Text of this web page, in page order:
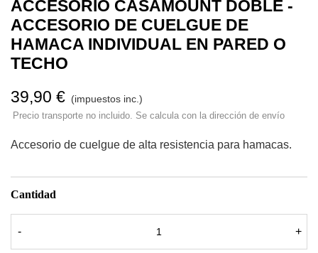
ACCESORIO CASAMOUNT DOBLE -
ACCESORIO DE CUELGUE DE
HAMACA INDIVIDUAL EN PARED O
TECHO
39,90 € (impuestos inc.)
Precio transporte no incluido. Se calcula con la dirección de envío
Accesorio de cuelgue de alta resistencia para hamacas.
Cantidad
- +